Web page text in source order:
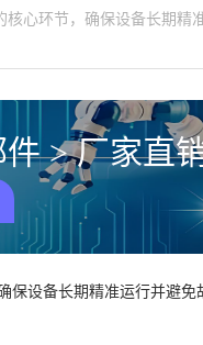
心环节，确保设备长期精
> 厂家直
保设备长期精准运行并避